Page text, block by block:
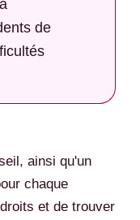
de
ainsi qu'un
chaque
et de trouver